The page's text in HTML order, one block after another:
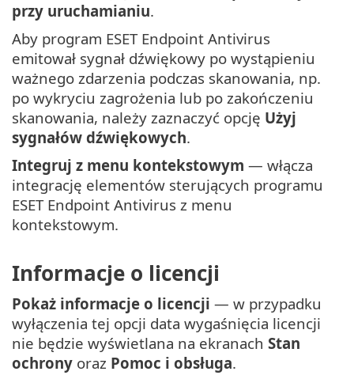
przy uruchamianiu.
Aby program ESET Endpoint Antivirus
emitował sygnał dźwiękowy po wystąpieniu
ważnego zdarzenia podczas skanowania, np.
po wykryciu zagrożenia lub po zakończeniu
skanowania, należy zaznaczyć opcję Użyj
sygnałów dźwiękowych.
Integruj z menu kontekstowym — włącza
integrację elementów sterujących programu
ESET Endpoint Antivirus z menu
kontekstowym.
Informacje o licencji
Pokaż informacje o licencji — w przypadku
wyłączenia tej opcji data wygaśnięcia licencji
nie będzie wyświetlana na ekranach Stan
ochrony oraz Pomoc i obsługa.